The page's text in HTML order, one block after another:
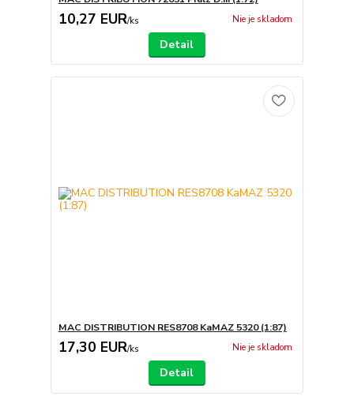
10,27 EUR/ks Nie je skladom
Detail
MAC DISTRIBUTION RES8708 KaMAZ 5320 (1:87)
17,30 EUR/ks Nie je skladom
Detail